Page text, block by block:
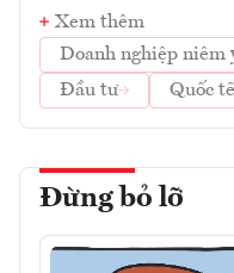
Xem thêm
Doanh nghiệp niêm
Đầu tư
Quốc tế
Đừng bỏ lỡ